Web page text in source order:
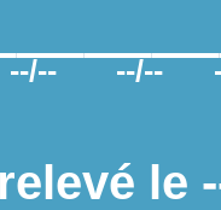
--/-- --/--
le